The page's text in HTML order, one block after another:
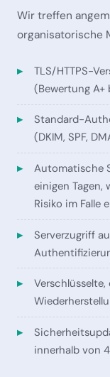
Wir treffen
organisatorische
TLS/HTTPS-
(Bewertung A+
Standard-
(DKIM, SPF,
Automatische
einigen Tagen,
Risiko im Falle
Serverzugriff
innerhalb von